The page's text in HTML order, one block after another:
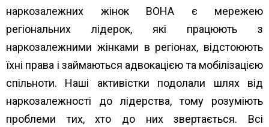
наркозалежних жінок ВОНА є мережею
регіональних лідерок, які працюють з
наркозалежними жінками в регіонах, відстоюють
їхні права і займаються адвокацією та мобілізацією
спільноти. Наші активістки подолали шлях від
наркозалежності до лідерства, тому розуміють
проблеми тих, хто до них звертається. Всі